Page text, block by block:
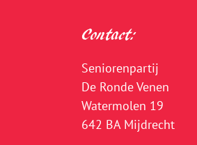
Contact:
Seniorenpartij
De Ronde Venen
Watermolen 19
642 BA Mijdrecht